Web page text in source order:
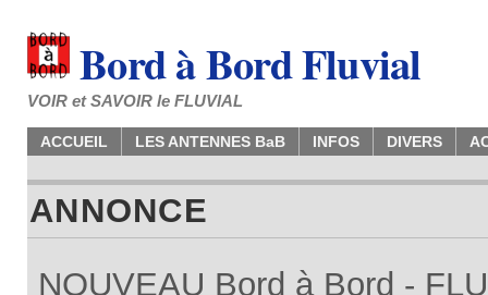
Bord à Bord Fluvial
VOIR et SAVOIR le FLUVIAL
ACCUEIL LES ANTENNES BaB INFOS DIVERS
ANNONCE
NOUVEAU Bord à Bord -